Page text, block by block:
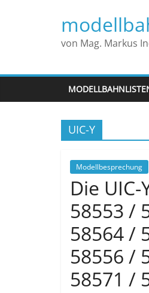
von Mag. Markus
UIC-Y
Modellbesprechung
Die
58553 /
58564 /
58556 /
58571 /